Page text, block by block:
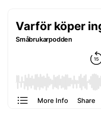
ce
b
o
k
tt
er
ail a